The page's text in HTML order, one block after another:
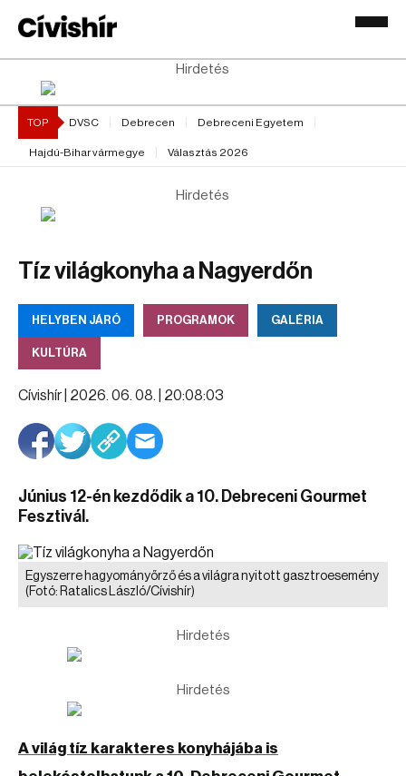
Hirdetés
TOP DVSC Debrecen Debreceni Egyetem
Hajdú-Bihar vármegye Választás 2026
Hirdetés
Tíz világkonyha a Nagyerdőn
HELYBEN JÁRÓ PROGRAMOK GALÉRIA
KULTÚRA
Cívishír | 2026. 06. 08. | 20:08:03
Június 12-én kezdődik a 10. Debreceni Gourmet
Fesztivál.
Egyszerre hagyományőrző és a világra nyitott gasztroesemény
(Fotó: Ratalics László/Cívishír)
Hirdetés
Hirdetés
A világ tíz karakteres konyhájába is